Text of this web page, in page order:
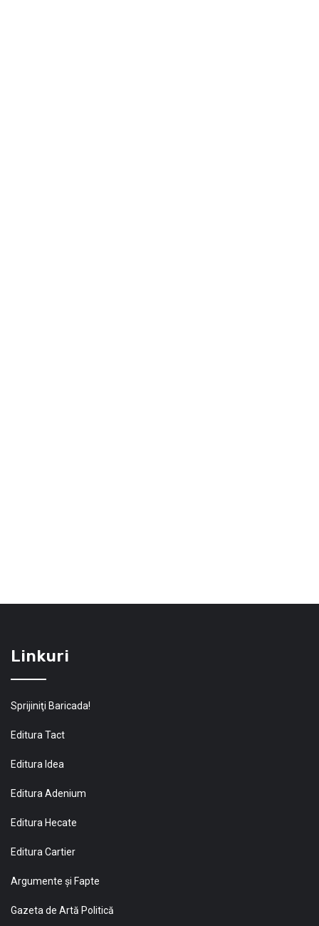
Linkuri
Sprijiniţi Baricada!
Editura Tact
Editura Idea
Editura Adenium
Editura Hecate
Editura Cartier
Argumente și Fapte
Gazeta de Artă Politică